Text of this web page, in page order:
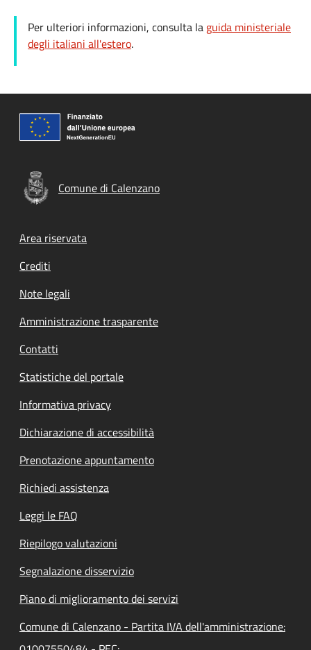
Per ulteriori informazioni, consulta la guida ministeriale
degli italiani all'estero.
Comune di Calenzano
Footer menu
Area riservata
Crediti
Note legali
Amministrazione trasparente
Contatti
Statistiche del portale
Informativa privacy
Dichiarazione di accessibilità
Prenotazione appuntamento
Richiedi assistenza
Leggi le FAQ
Riepilogo valutazioni
Segnalazione disservizio
Piano di miglioramento dei servizi
Comune di Calenzano - Partita IVA dell'amministrazione: